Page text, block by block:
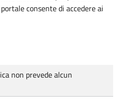
consente di accedere ai
non prevede alcun